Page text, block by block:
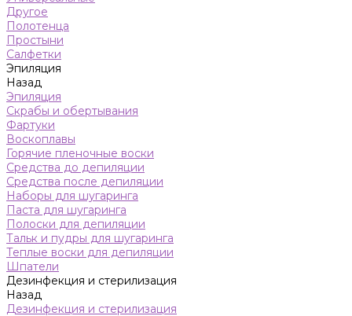
Другое
Полотенца
Простыни
Салфетки
Эпиляция
Назад
Эпиляция
Скрабы и обертывания
Фартуки
Воскоплавы
Горячие пленочные воски
Средства до депиляции
Средства после депиляции
Наборы для шугаринга
Паста для шугаринга
Полоски для депиляции
Тальк и пудры для шугаринга
Теплые воски для депиляции
Шпатели
Дезинфекция и стерилизация
Назад
Дезинфекция и стерилизация